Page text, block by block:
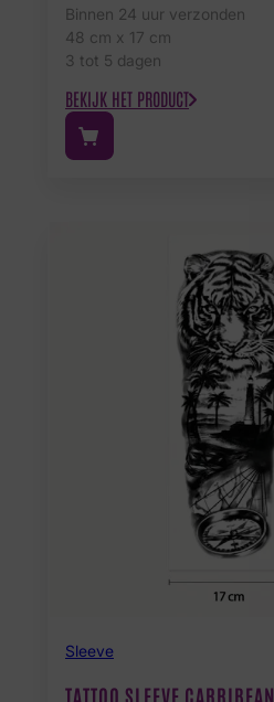
Binnen 24 uur verzonden
48 cm x 17 cm
3 tot 5 dagen
BEKIJK HET PRODUCT
Sleeve
TATTOO SLEEVE CARRIBEAN